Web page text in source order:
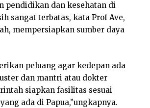
pendidikan dan kesehatan di
sangat terbatas, kata Prof Ave,
mempersiapkan sumber daya
peluang agar kedepan ada
dan mantri atau dokter
siapkan fasilitas sesuai
ada di Papua,”ungkapnya.